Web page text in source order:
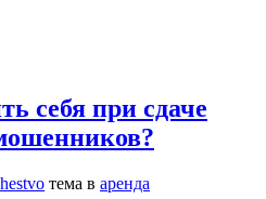
себя при сдаче
тема в аренда